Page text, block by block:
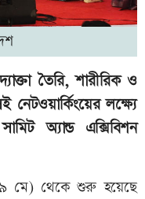
তৈরি, শারীরিক ও
নেটওয়ার্কিংয়ের লক্ষ্যে
অ্যান্ড এক্সিবিশন
মে) থেকে শুরু হয়েছে